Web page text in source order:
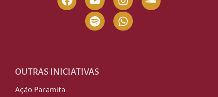
OUTRAS INICIATIVAS
Ação Paramita